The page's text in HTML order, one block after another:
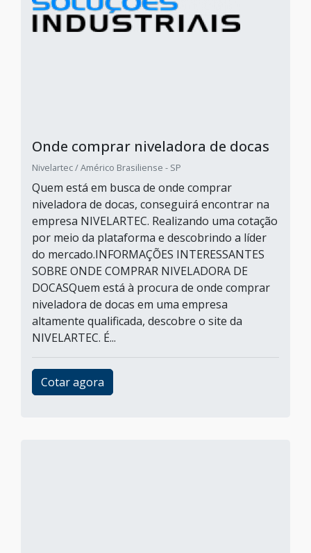
Onde comprar niveladora de docas
Nivelartec / Américo Brasiliense - SP
Quem está em busca de onde comprar
niveladora de docas, conseguirá encontrar na
empresa NIVELARTEC. Realizando uma cotação
por meio da plataforma e descobrindo a líder
do mercado.INFORMAÇÕES INTERESSANTES
SOBRE ONDE COMPRAR NIVELADORA DE
DOCASQuem está à procura de onde comprar
niveladora de docas em uma empresa
altamente qualificada, descobre o site da
NIVELARTEC. É...
Cotar agora